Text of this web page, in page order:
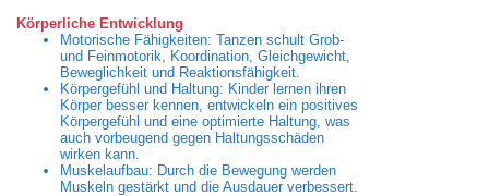
Körperliche Entwicklung
Motorische Fähigkeiten: Tanzen schult Grob-
und Feinmotorik, Koordination, Gleichgewicht,
Beweglichkeit und Reaktionsfähigkeit.
Körpergefühl und Haltung: Kinder lernen ihren
Körper besser kennen, entwickeln ein positives
Körpergefühl und eine optimierte Haltung, was
auch vorbeugend gegen Haltungsschäden
wirken kann.
Muskelaufbau: Durch die Bewegung werden
Muskeln gestärkt und die Ausdauer verbessert.